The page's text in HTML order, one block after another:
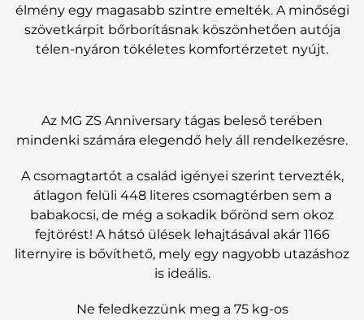
élmény egy magasabb szintre emelték. A minőségi
szövetkárpit bőrborításnak köszönhetően autója
télen-nyáron tökéletes komfortérzetet nyújt.
Az MG ZS Anniversary tágas beleső terében
mindenki számára elegendő hely áll rendelkezésre.
A csomagtartót a család igényei szerint tervezték,
átlagon felüli 448 literes csomagtérben sem a
babakocsi, de még a sokadik bőrönd sem okoz
fejtörést! A hátsó ülések lehajtásával akár 1166
liternyire is bővíthető, mely egy nagyobb utazáshoz
is ideális.
Ne feledkezzünk meg a 75 kg-os